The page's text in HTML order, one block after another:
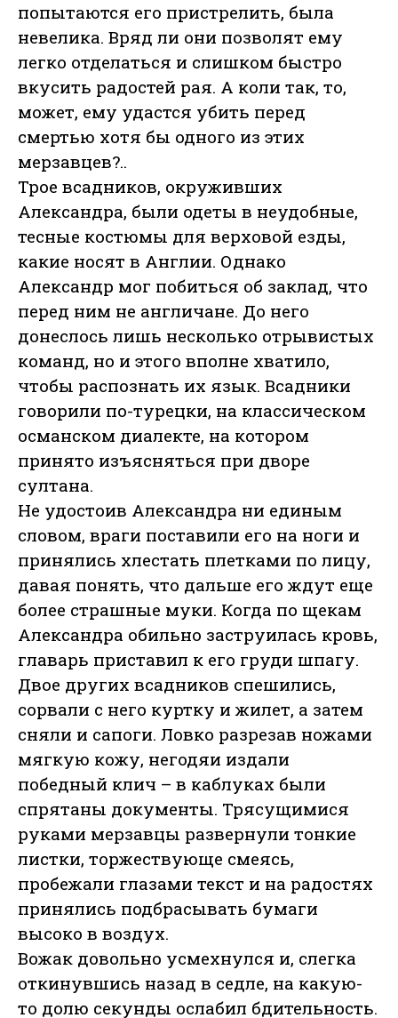
попытаются его пристрелить, была
невелика. Вряд ли они позволят ему
легко отделаться и слишком быстро
вкусить радостей рая. А коли так, то,
может, ему удастся убить перед
смертью хотя бы одного из этих
мерзавцев?..
Трое всадников, окруживших
Александра, были одеты в неудобные,
тесные костюмы для верховой езды,
какие носят в Англии. Однако
Александр мог побиться об заклад, что
перед ним не англичане. До него
донеслось лишь несколько отрывистых
команд, но и этого вполне хватило,
чтобы распознать их язык. Всадники
говорили по-турецки, на классическом
османском диалекте, на котором
принято изъясняться при дворе
султана.
Не удостоив Александра ни единым
словом, враги поставили его на ноги и
принялись хлестать плетками по лицу,
давая понять, что дальше его ждут еще
более страшные муки. Когда по щекам
Александра обильно заструилась кровь,
главарь приставил к его груди шпагу.
Двое других всадников спешились,
сорвали с него куртку и жилет, а затем
сняли и сапоги. Ловко разрезав ножами
мягкую кожу, негодяи издали
победный клич – в каблуках были
спрятаны документы. Трясущимися
руками мерзавцы развернули тонкие
листки, торжествующе смеясь,
пробежали глазами текст и на радостях
принялись подбрасывать бумаги
высоко в воздух.
Вожак довольно усмехнулся и, слегка
откинувшись назад в седле, на какую-
то долю секунды ослабил бдительность.